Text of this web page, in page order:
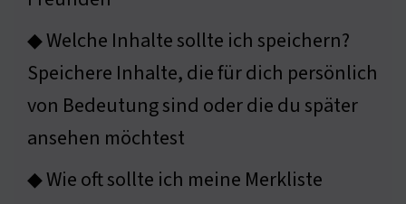
◆ Welche Inhalte sollte ich speichern?
Speichere Inhalte, die für dich persönlich
von Bedeutung sind oder die du später
ansehen möchtest
◆ Wie oft sollte ich meine Merkliste